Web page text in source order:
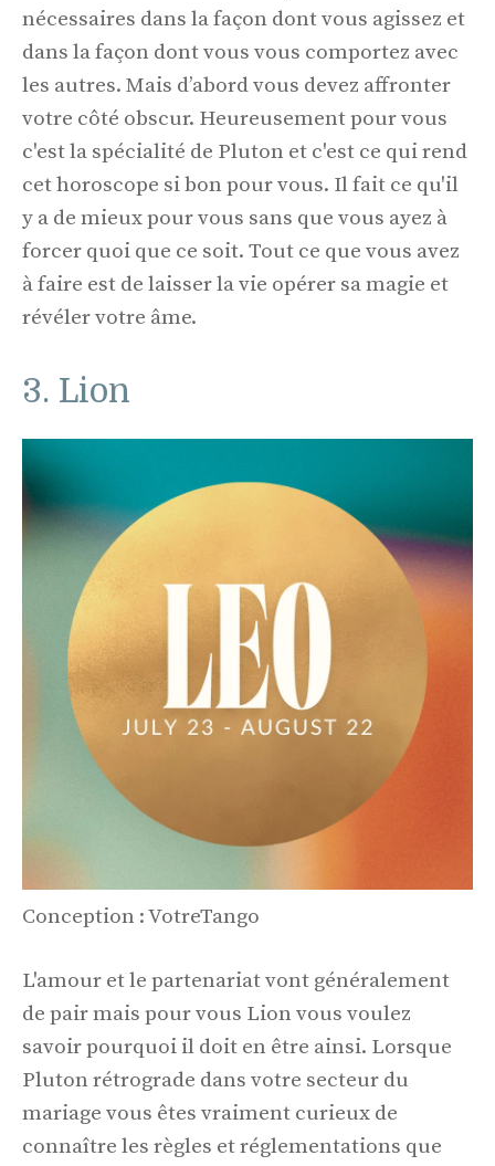
nécessaires dans la façon dont vous agissez et
dans la façon dont vous vous comportez avec
les autres. Mais d’abord vous devez affronter
votre côté obscur. Heureusement pour vous
c'est la spécialité de Pluton et c'est ce qui rend
cet horoscope si bon pour vous. Il fait ce qu'il
y a de mieux pour vous sans que vous ayez à
forcer quoi que ce soit. Tout ce que vous avez
à faire est de laisser la vie opérer sa magie et
révéler votre âme.
3. Lion
Conception : VotreTango
L'amour et le partenariat vont généralement
de pair mais pour vous Lion vous voulez
savoir pourquoi il doit en être ainsi. Lorsque
Pluton rétrograde dans votre secteur du
mariage vous êtes vraiment curieux de
connaître les règles et réglementations que